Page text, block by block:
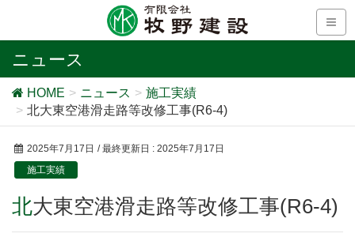
ニュース
HOME ニュース
施工実績
北大東空港滑走路等改修工事(R6-4)
2025年7月17日 / 最終更新日 : 2025年7月17日
施工実績
北大東空港滑走路等改修工事(R6-4)